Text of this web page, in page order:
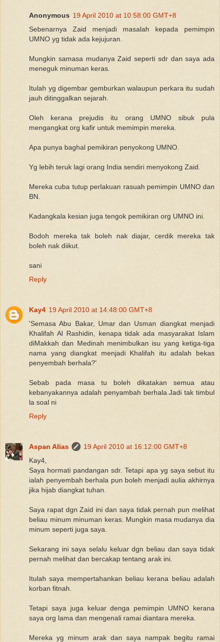
Anonymous 19 April 2010 at 10:58:00 GMT+8
Sebenarnya Zaid menjadi masalah kepada pemimpin
UMNO yg tidak ada kejujuran.
Mungkin samasa mudanya Zaid seperti sdr dan saya ada
meneguk minuman keras.
Itulah yg digembar gemburkan walaupun perkara itu sudah
jauh ditinggalkan sejarah.
Oleh kerana prejudis itu orang UMNO sibuk pula
mengangkat org kafir untuk memimpin mereka.
Apa punya baghal pemikiran penyokong UMNO.
Yg lebih teruk lagi orang India sendiri menyokong Zaid.
Mereka cuba tutup perlakuan rasuah pemimpin UMNO dan
BN.
Kadangkala kesian juga tengok pemikiran org UMNO ini.
Bodoh mereka tak boleh nak diajar, cerdik mereka tak
boleh nak diikut.
sani
Reply
Kay4 19 April 2010 at 14:48:00 GMT+8
'Semasa Abu Bakar, Umar dan Usman diangkat menjadi
Khalifah Al Rashidin, kenapa tidak ada masyarakat Islam
diMakkah dan Medinah menimbulkan isu yang ketiga-tiga
nama yang diangkat menjadi Khalifah itu adalah bekas
penyembah berhala?'
Sebab pada masa tu boleh dikatakan semua atau
kebanyakannya adalah penyambah berhala.Jadi tak timbul
la soal ni
Reply
Aspan Alias
19 April 2010 at 16:12:00 GMT+8
Kay4,
Saya hormati pandangan sdr. Tetapi apa yg saya sebut itu
ialah penyembah berhala pun boleh menjadi aulia akhirnya
jika hijab diangkat tuhan.
Saya rapat dgn Zaid ini dan saya tidak pernah pun melihat
beliau minum minuman keras. Mungkin masa mudanya dia
minum seperti juga saya.
Sekarang ini saya selalu keluar dgn beliau dan saya tidak
pernah melihat dan bercakap tentang arak ini.
Itulah saya mempertahankan beliau kerana beliau adalah
korban fitnah.
Tetapi saya juga keluar denga pemimpin UMNO kerana
saya org lama dan mengenali ramai diantara mereka.
Mereka yg minum arak dan saya nampak begitu ramai